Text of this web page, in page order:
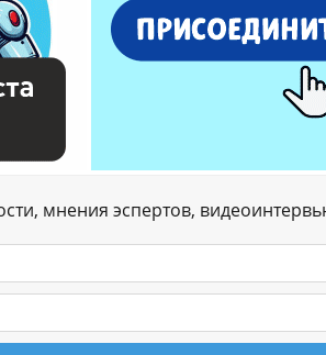
мнения эспертов,